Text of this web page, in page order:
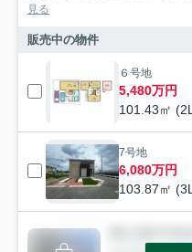
見る
販売中の物件
６号地
5,480万円
101.43㎡
7号地
6,080万円
103.87㎡